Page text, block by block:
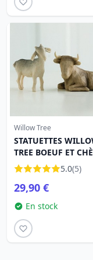
Willow Tree
STATUETTES
TREE BOEUF ET
5.0(5)
29,90 €
En stock